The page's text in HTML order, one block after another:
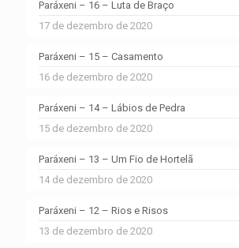
Paráxeni – 16 – Luta de Braço
17 de dezembro de 2020
Paráxeni – 15 – Casamento
16 de dezembro de 2020
Paráxeni – 14 – Lábios de Pedra
15 de dezembro de 2020
Paráxeni – 13 – Um Fio de Hortelã
14 de dezembro de 2020
Paráxeni – 12 – Rios e Risos
13 de dezembro de 2020